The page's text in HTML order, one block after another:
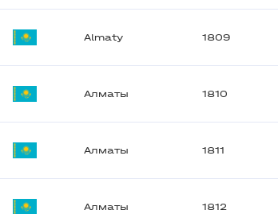
Almaty 1809
Алматы 1810
Алматы 1811
Алматы 1812